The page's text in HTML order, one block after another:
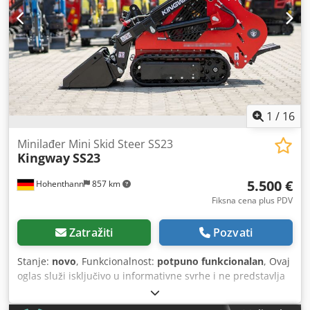
1 / 16
Hohenthann 857 km
Minilađer Mini Skid Steer SS23
KingwaySS23
5.500 €
Fiksna cena plus PDV
Zatražiti Pozvati
Stanje: novo, Funkcionalnost: potpuno funkcionalan, Ovaj
oglas služi isključivo u informativne svrhe i ne predstavlja
ponudu u pravnom smislu. Model KINGWAY SS23 je
moderan mini guseničar sa bočnim upravljanjem, razvijen